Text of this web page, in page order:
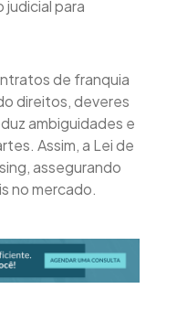
judicial para
de franquia
direitos, deveres
ambiguidades e
Assim, a Lei de
assegurando
no mercado.